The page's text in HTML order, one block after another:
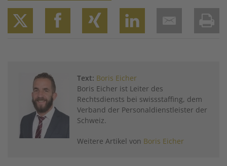
TwitterFacebook
XINGLinkedIn
Email
Text: Boris Eicher
Boris Eicher ist Leiter des
Rechtsdiensts bei swissstaffing, dem
Verband der Personaldienstleister der
Schweiz.
Weitere Artikel von Boris Eicher